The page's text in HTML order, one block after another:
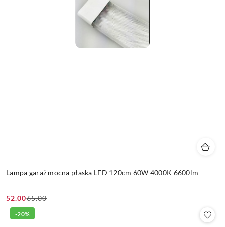
Lampa garaż mocna płaska LED 120cm 60W 4000K 6600lm
Cena
promocyjna:
52.00
Cena
przed
65.00
-20%